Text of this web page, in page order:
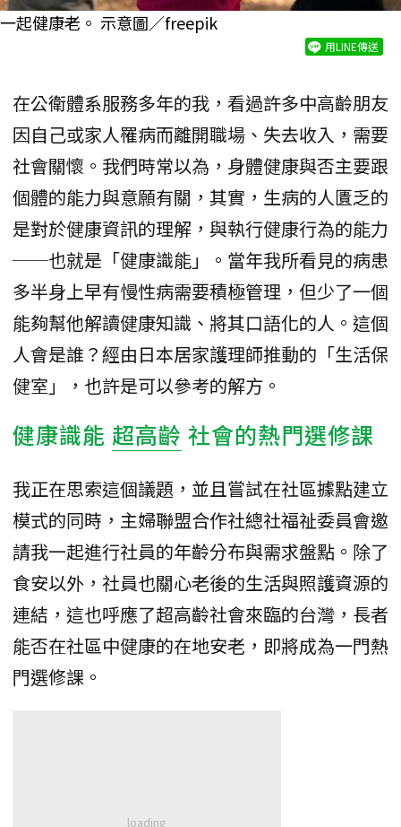
一起健康老。 示意圖／freepik
用LINE傳送
在公衛體系服務多年的我，看過許多中高齡朋友
因自己或家人罹病而離開職場、失去收入，需要
社會關懷。我們時常以為，身體健康與否主要跟
個體的能力與意願有關，其實，生病的人匱乏的
是對於健康資訊的理解，與執行健康行為的能力
──也就是「健康識能」。當年我所看見的病患
多半身上早有慢性病需要積極管理，但少了一個
能夠幫他解讀健康知識、將其口語化的人。這個
人會是誰？經由日本居家護理師推動的「生活保
健室」，也許是可以參考的解方。
健康識能 超高齡 社會的熱門選修課
我正在思索這個議題，並且嘗試在社區據點建立
模式的同時，主婦聯盟合作社總社福祉委員會邀
請我一起進行社員的年齡分布與需求盤點。除了
食安以外，社員也關心老後的生活與照護資源的
連結，這也呼應了超高齡社會來臨的台灣，長者
能否在社區中健康的在地安老，即將成為一門熱
門選修課。